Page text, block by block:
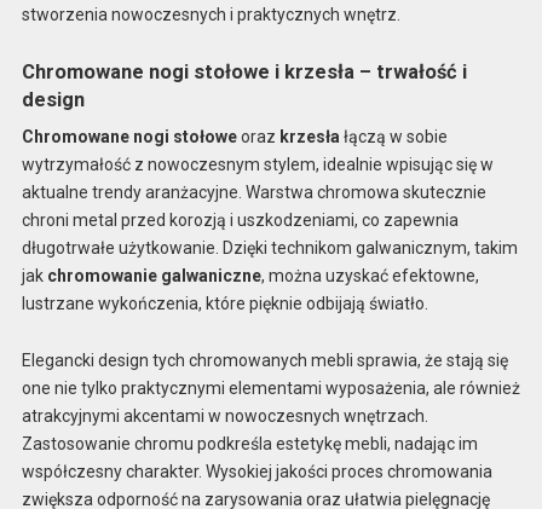
stworzenia nowoczesnych i praktycznych wnętrz.
Chromowane nogi stołowe i krzesła – trwałość i
design
Chromowane nogi stołoweoraz krzesła łączą w sobie
wytrzymałość z nowoczesnym stylem, idealnie wpisując się w
aktualne trendy aranżacyjne. Warstwa chromowa skutecznie
chroni metal przed korozją i uszkodzeniami, co zapewnia
długotrwałe użytkowanie. Dzięki technikom galwanicznym, takim
jak chromowanie galwaniczne, można uzyskać efektowne,
lustrzane wykończenia, które pięknie odbijają światło.
Elegancki design tych chromowanych mebli sprawia, że stają się
one nie tylko praktycznymi elementami wyposażenia, ale również
atrakcyjnymi akcentami w nowoczesnych wnętrzach.
Zastosowanie chromu podkreśla estetykę mebli, nadając im
współczesny charakter. Wysokiej jakości proces chromowania
zwiększa odporność na zarysowania oraz ułatwia pielęgnację